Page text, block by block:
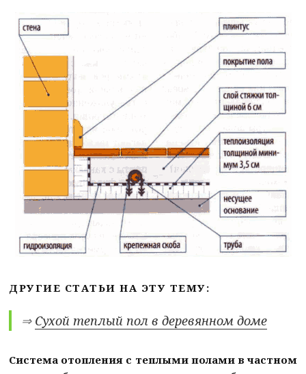
ДРУГИЕ СТАТЬИ НА ЭТУ ТЕМУ:
⇒ Сухой теплый пол в деревянном доме
Система отопления с теплыми полами в частном